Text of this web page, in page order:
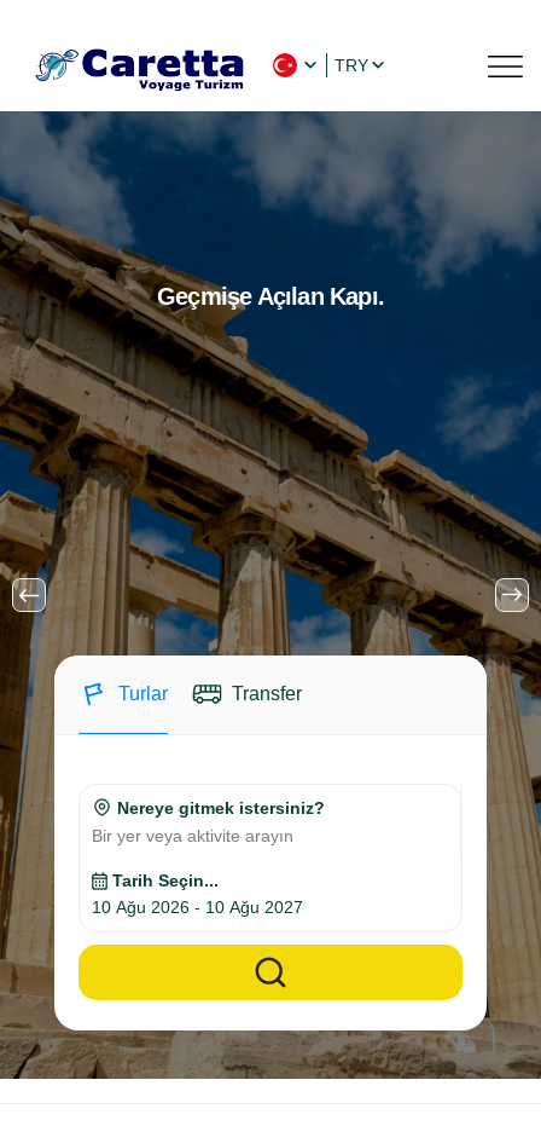
TRY
Geçmişe Açılan Kapı.
Turlar Transfer
Nereye gitmek istersiniz?
Bir yer veya aktivite arayın
Tarih Seçin...